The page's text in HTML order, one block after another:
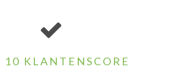
KLANTENSCORE